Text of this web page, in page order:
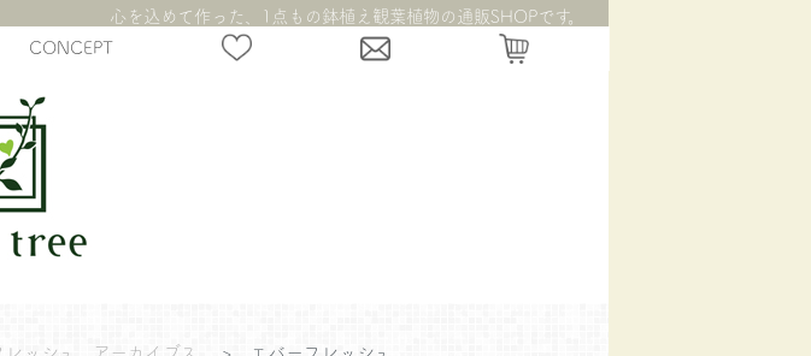
CONCEPT
心を込めて作った、1点もの鉢植え観葉植物の通販SHOPです。